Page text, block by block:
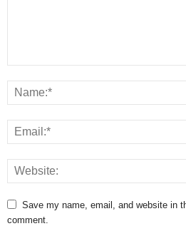
Save my name, email, and website in
comment.